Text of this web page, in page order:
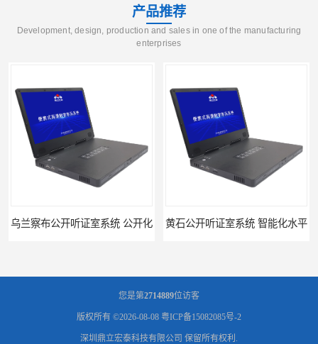
产品推荐
Development, design, production and sales in one of the manufacturing
enterprises
乌兰察布公开听证室系统 公开化 黄石公开听证室系统 智能化水平
您是第2714889位访客
版权所有 ©2026-08-08 粤ICP备15082085号-2
深圳鼎立宏泰科技有限公司 保留所有权利.